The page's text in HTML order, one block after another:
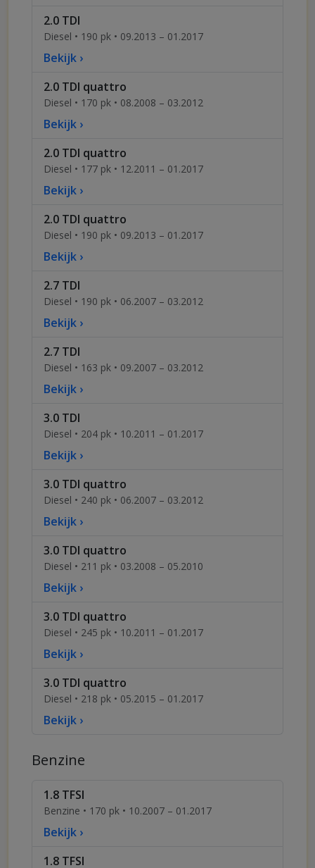
2.0 TDI
Diesel • 190 pk • 09.2013 – 01.2017
Bekijk ›
2.0 TDI quattro
Diesel • 170 pk • 08.2008 – 03.2012
Bekijk ›
2.0 TDI quattro
Diesel • 177 pk • 12.2011 – 01.2017
Bekijk ›
2.0 TDI quattro
Diesel • 190 pk • 09.2013 – 01.2017
Bekijk ›
2.7 TDI
Diesel • 190 pk • 06.2007 – 03.2012
Bekijk ›
2.7 TDI
Diesel • 163 pk • 09.2007 – 03.2012
Bekijk ›
3.0 TDI
Diesel • 204 pk • 10.2011 – 01.2017
Bekijk ›
3.0 TDI quattro
Diesel • 240 pk • 06.2007 – 03.2012
Bekijk ›
3.0 TDI quattro
Diesel • 211 pk • 03.2008 – 05.2010
Bekijk ›
3.0 TDI quattro
Diesel • 245 pk • 10.2011 – 01.2017
Bekijk ›
3.0 TDI quattro
Diesel • 218 pk • 05.2015 – 01.2017
Bekijk ›
Benzine
1.8 TFSI
Benzine • 170 pk • 10.2007 – 01.2017
Bekijk ›
1.8 TFSI